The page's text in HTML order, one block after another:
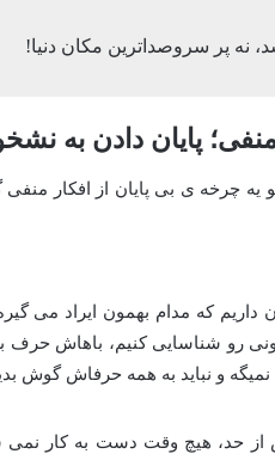
نه پر سروصداترین مکان دنیا!
پایان دادن به
چرخه ی بی پایان از افکار منفی
که مدام بهمون ایراد می
رو شناسایی کنیم، باهاش حرف
و نباید به همه حرفاش گوش
از حد، هیچ وقت دست به کار نمی